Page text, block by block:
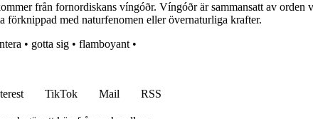
från fornordiskans víngóðr. Víngóðr är sammansatt av orden
med naturfenomen eller övernaturliga krafter.
• gotta sig • flamboyant •
TikTok Mail
RSS